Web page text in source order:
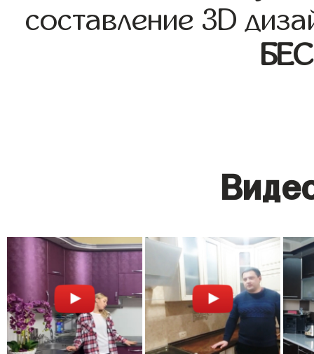
составление 3D